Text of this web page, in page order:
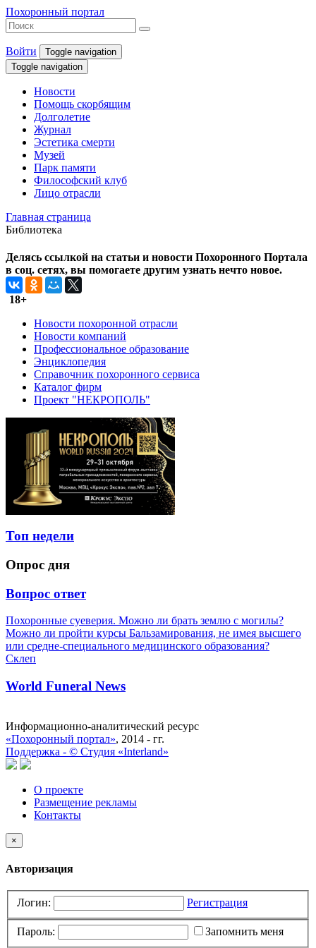
Похоронный портал
Войти
Toggle navigation
Toggle navigation
Новости
Помощь скорбящим
Долголетие
Журнал
Эстетика смерти
Музей
Парк памяти
Философский клуб
Лицо отрасли
Главная страница
Библиотека
Делясь ссылкой на статьи и новости Похоронного Портала
в соц. сетях, вы помогаете другим узнать нечто новое.
18+
Новости похоронной отрасли
Новости компаний
Профессиональное образование
Энциклопедия
Справочник похоронного сервиса
Каталог фирм
Проект "НЕКРОПОЛЬ"
Топ недели
Опрос дня
Вопрос ответ
Похоронные суеверия. Можно ли брать землю с могилы?
Можно ли пройти курсы Бальзамирования, не имея высшего
или средне-специального медицинского образования?
Склеп
World Funeral News
Информационно-аналитический ресурс
«Похоронный портал», 2014 - гг.
Поддержка - © Cтудия «Interland»
О проекте
Размещение рекламы
Контакты
×
Авторизация
Логин: Регистрация
Пароль: Запомнить меня